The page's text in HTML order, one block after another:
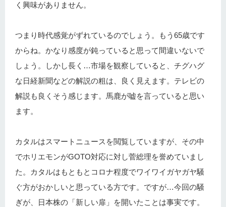
く興味がありません。
つまり時代感覚がずれているのでしょう。もう65歳です
からね。かなり感度が鈍っていると思って間違いないで
しょう。しかし長く…市場を観察していると、チグハグ
な日経新聞などの解説の粗は、良く見えます。テレビの
解説も良くそう感じます。馬鹿が嘘を言っていると思い
ます。
カタルはスマートニュースを閲覧していますが、その中
でホリエモンがGOTO対応に対し菅総理を誉めていまし
た。カタルはもともとコロナ程度でワイワイガヤガヤ騒
ぐ方がおかしいと思っている方です。ですが…今回の騒
ぎが、日本株の「新しい扉」を開いたことは事実です。